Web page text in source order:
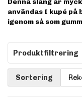
Denna slang är
användas I kupé
igenom så som
Produktfiltrering
Sortering